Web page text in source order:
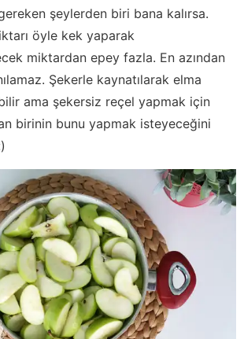
şeylerden biri bana kalırsa.
öyle kek yaparak
miktardan epey fazla. En azından
Şekerle kaynatılarak elma
ama şekersiz reçel yapmak için
birinin bunu yapmak isteyeceğini